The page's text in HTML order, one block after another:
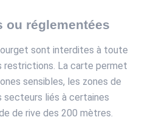
ou réglementées
sont interdites à toute
restrictions. La carte permet
sensibles, les zones de
secteurs liés à certaines
de rive des 200 mètres.